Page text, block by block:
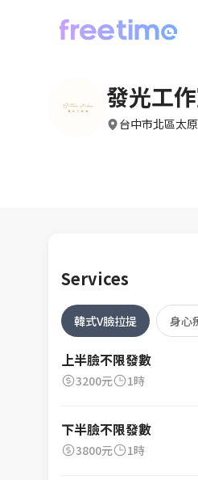
發光工
台中市北區太
Services
韓式V臉拉提 身心
上半臉不限發數
3200元 1時
下半臉不限發數
3800元 1時